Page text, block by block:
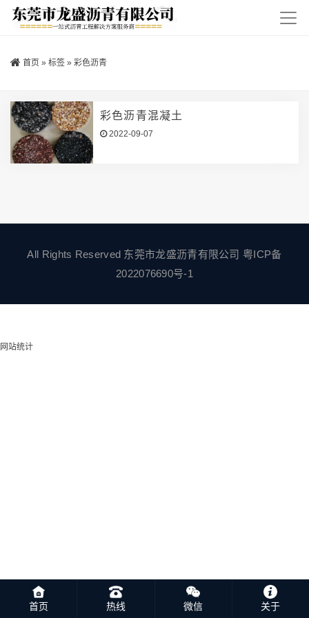
首页 » 标签 » 彩色沥青
彩色沥青混凝土
2022-09-07
All Rights Reserved 东莞市龙盛沥青有限公司 粤ICP备
2022076690号-1
首页 热线 微信 关于
网站统计